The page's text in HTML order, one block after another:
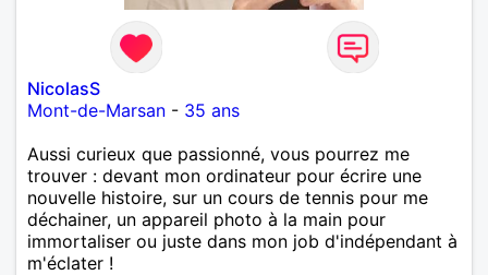
NicolasS
Mont-de-Marsan - 35 ans
Aussi curieux que passionné, vous pourrez me
trouver : devant mon ordinateur pour écrire une
nouvelle histoire, sur un cours de tennis pour me
déchainer, un appareil photo à la main pour
immortaliser ou juste dans mon job d'indépendant à
m'éclater !